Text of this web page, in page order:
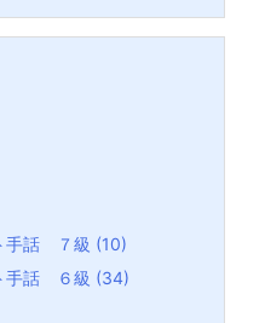
手話 ７級 (10)
手話 ６級 (34)